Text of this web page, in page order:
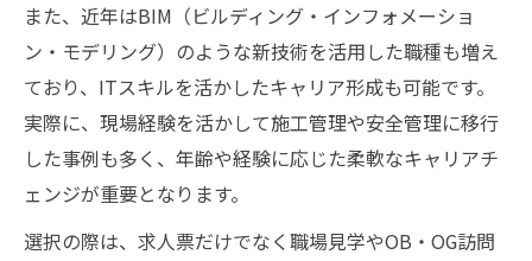
また、近年はBIM（ビルディング・インフォメーショ
ン・モデリング）のような新技術を活用した職種も増え
ており、ITスキルを活かしたキャリア形成も可能です。
実際に、現場経験を活かして施工管理や安全管理に移行
した事例も多く、年齢や経験に応じた柔軟なキャリアチ
ェンジが重要となります。
選択の際は、求人票だけでなく職場見学やOB・OG訪問